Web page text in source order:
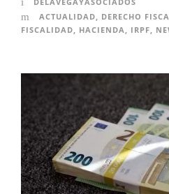
ACTUALIDAD, DERECHO
FISCALIDAD, HACIENDA, IRPF,